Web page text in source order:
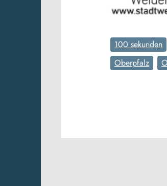
100 sekunden
Oberpfalz